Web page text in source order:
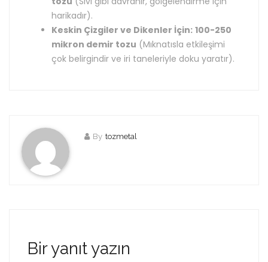
harikadır).
Keskin Çizgiler ve Dikenler İçin: 100-250
mikron demir tozu (Mıknatısla etkileşimi
çok belirgindir ve iri taneleriyle doku yaratır).
By tozmetal
Bir yanıt yazın